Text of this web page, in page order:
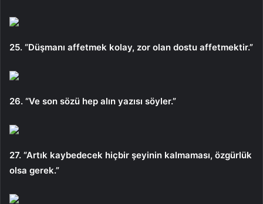
25. “Düşmanı affetmek kolay, zor olan dostu affetmektir.”
26. “Ve son sözü hep alın yazısı söyler.”
27. “Artık kaybedecek hiçbir şeyinin kalmaması, özgürlük
olsa gerek.”